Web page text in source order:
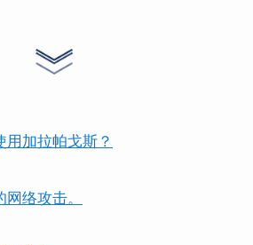
用加拉帕戈斯？
络攻击。